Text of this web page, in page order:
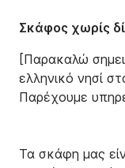
Σκάφος χωρίς
[Παρακαλώ
ελληνικό νησί
Παρέχουμε
Τα σκάφη μας